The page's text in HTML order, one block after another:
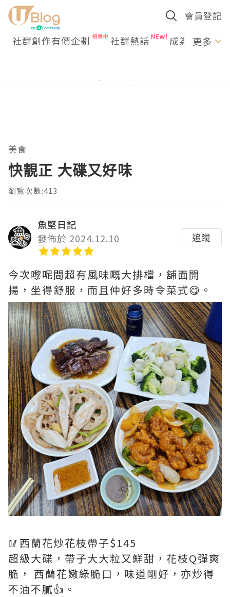
會員登記
社群創作有價企劃 社群熱話 成為U更多
美食
快靚正 大碟又好味
瀏覽次數:413
魚堅日記
發佈於 2024.12.10
追蹤
今次嚟呢間超有風味嘅大排檔，舖面開
揚，坐得舒服，而且仲好多時令菜式😋。
🥢西蘭花炒花枝帶子$145
超級大碟，帶子大大粒又鮮甜，花枝Q彈爽
脆， 西蘭花嫩綠脆口，味道剛好，亦炒得
不油不膩👍。